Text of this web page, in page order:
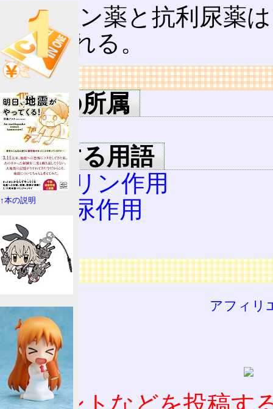
抗コリン薬と抗利尿薬
期待される。
リンク
用語の所属
尿
関連する用語
抗コリン作用
抗利尿作用
膀胱
広告
アフィリ
↑本の説明